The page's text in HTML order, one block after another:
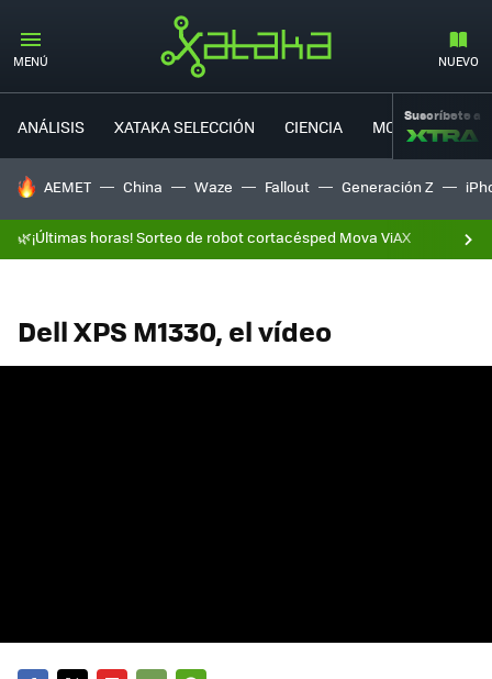
MENÚ NUEVO
ANÁLISIS XATAKA SELECCIÓN CIENCIA MOVILIDAD
Suscríbete a
HOY SE HABLA DE
AEMET China Waze Fallout Generación Z
🌿¡Últimas horas! Sorteo de robot cortacésped Mova ViAX
Dell XPS M1330, el vídeo